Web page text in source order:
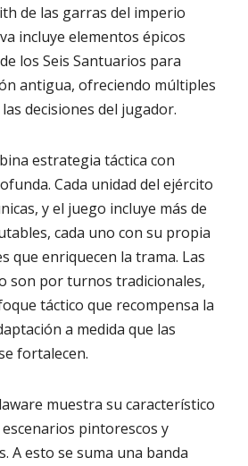
de las garras del imperio
incluye elementos épicos
los Seis Santuarios para
antigua, ofreciendo múltiples
decisiones del jugador.
estrategia táctica con
Cada unidad del ejército
y el juego incluye más de
cada uno con su propia
que enriquecen la trama. Las
son por turnos tradicionales,
táctico que recompensa la
a medida que las
fortalecen.
muestra su característico
pintorescos y
A esto se suma una banda